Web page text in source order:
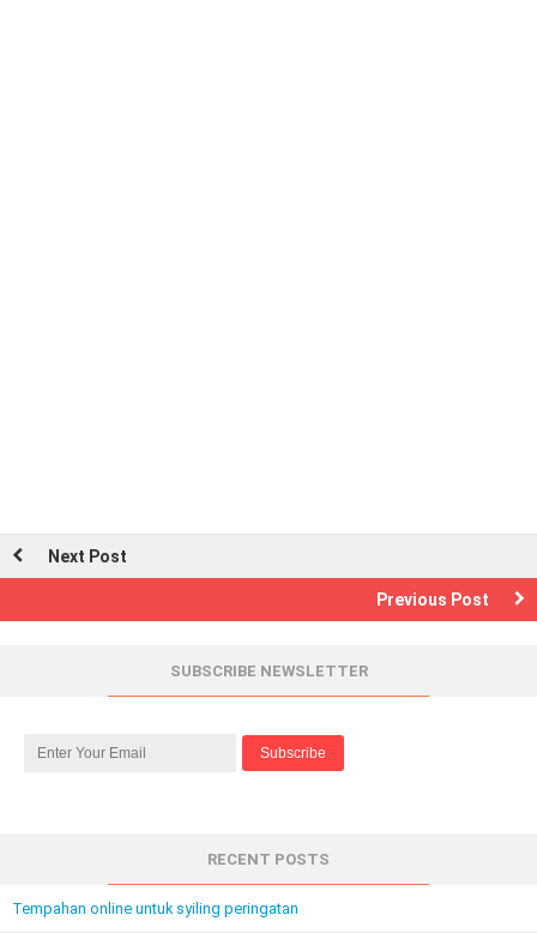
Next Post
Previous Post
SUBSCRIBE NEWSLETTER
RECENT POSTS
Tempahan online untuk syiling peringatan